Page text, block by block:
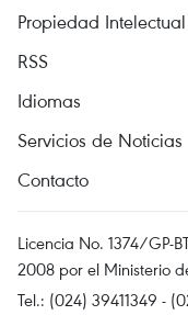
Propiedad Intelectual
RSS
Idiomas
Servicios de Noticias
Contacto
Licencia No. 1374/GP-
2008 por el Ministerio
Tel.: (024) 39411349 -